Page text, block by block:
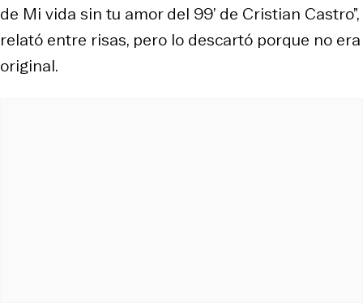
de Mi vida sin tu amor del 99’ de Cristian Castro”,
relató entre risas, pero lo descartó porque no era
original.